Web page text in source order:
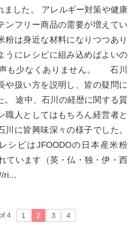
ました。 アレルギー対策や健康
ンフリー商品の需要が増えてい
粉は身近な材料になりつつあり
うにレシピに組み込めばよいの
も少なくありません。 石川
や扱い方を説明し、皆の疑問に
。 途中、石川の経歴に関する質
職人としてはもちろん経営者と
川に皆興味深々の様子でした。
シピはJFOODOの日本産米粉
ています（英・仏・独・伊・西
ri...
4 1 2 3 4